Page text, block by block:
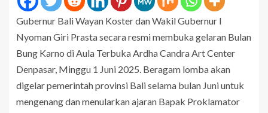
Gubernur Bali Wayan Koster dan Wakil Gubernur I
Nyoman Giri Prasta secara resmi membuka gelaran Bulan
Bung Karno di Aula Terbuka Ardha Candra Art Center
Denpasar, Minggu 1 Juni 2025. Beragam lomba akan
digelar pemerintah provinsi Bali selama bulan Juni untuk
mengenang dan menularkan ajaran Bapak Proklamator